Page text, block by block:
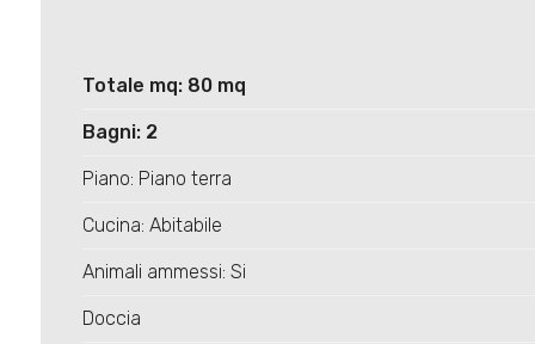
Totale mq: 80 mq
Bagni: 2
Piano: Piano terra
Cucina: Abitabile
Animali ammessi: Si
Doccia